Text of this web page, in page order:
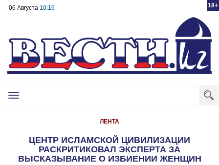
18+
06 Августа 10:16
Toggle
ЛЕНТА
ЦЕНТР ИСЛАМСКОЙ ЦИВИЛИЗАЦИИ
РАСКРИТИКОВАЛ ЭКСПЕРТА ЗА
ВЫСКАЗЫВАНИЕ О ИЗБИЕНИИ ЖЕНЩИН